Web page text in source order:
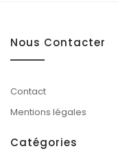
Nous Contacter
Contact
Mentions légales
Catégories